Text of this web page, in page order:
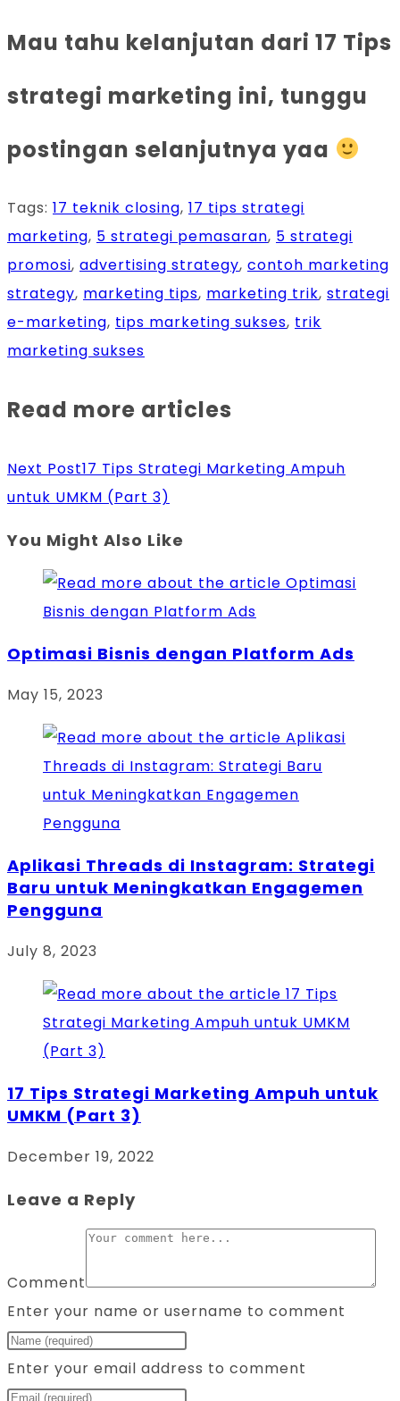
Mau tahu kelanjutan dari 17 Tips
strategi marketing ini, tunggu
postingan selanjutnya yaa
Tags: 17 teknik closing, 17 tips strategi
marketing, 5 strategi pemasaran, 5 strategi
promosi, advertising strategy, contoh marketing
strategy, marketing tips, marketing trik, strategi
e-marketing, tips marketing sukses, trik
marketing sukses
Read more articles
Next Post17 Tips Strategi Marketing Ampuh
untuk UMKM (Part 3)
You Might Also Like
Optimasi Bisnis dengan Platform Ads
May 15, 2023
Aplikasi Threads di Instagram: Strategi
Baru untuk Meningkatkan Engagemen
Pengguna
July 8, 2023
17 Tips Strategi Marketing Ampuh untuk
UMKM (Part 3)
December 19, 2022
Leave a Reply
Comment
Enter your name or username to comment
Enter your email address to comment